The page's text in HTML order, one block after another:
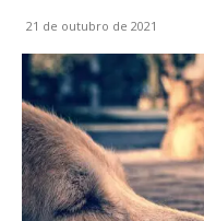
21 de outubro de 2021